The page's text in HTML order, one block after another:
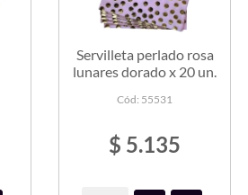
Servilleta perlado rosa
lunares dorado x 20 un.
Cód: 55531
$ 5.135